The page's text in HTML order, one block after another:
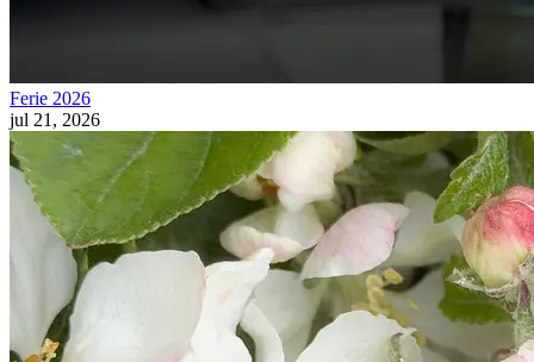
Ferie 2026
jul 21, 2026